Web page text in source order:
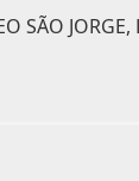
JORGE,